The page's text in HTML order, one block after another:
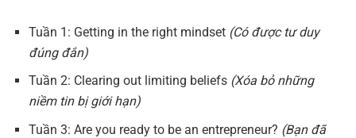
Tuần 1: Getting in the right mindset (Có được tư duy
đúng đắn)
Tuần 2: Clearing out limiting beliefs (Xóa bỏ những
niềm tin bị giới hạn)
Tuần 3: Are you ready to be an entrepreneur? (Bạn đã